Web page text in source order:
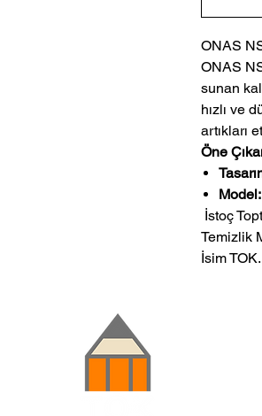
ONAS
ONAS
sunan
hızlı ve
artıkları
Öne
Model:
Temizlik
İsim TOK.